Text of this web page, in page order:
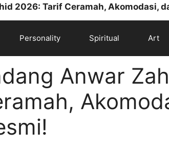
2026: Tarif Ceramah, Akomodasi,
Personality Spiritual Art
Anwar